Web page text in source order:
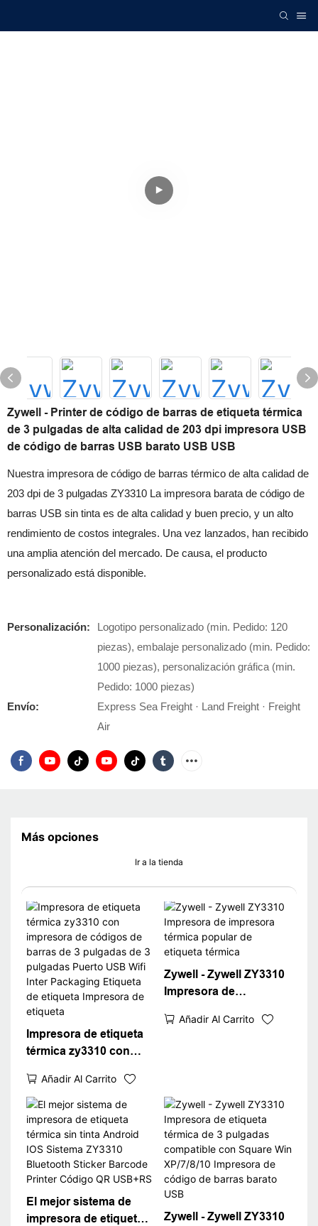
Zywell - Printer de código de barras de etiqueta térmica
de 3 pulgadas de alta calidad de 203 dpi impresora USB
de código de barras USB barato USB USB
Nuestra impresora de código de barras térmico de alta calidad de
203 dpi de 3 pulgadas ZY3310 La impresora barata de código de
barras USB sin tinta es de alta calidad y buen precio, y un alto
rendimiento de costos integrales. Una vez lanzados, han recibido
una amplia atención del mercado. De causa, el producto
personalizado está disponible.
Personalización:
Logotipo personalizado (min. Pedido: 120
piezas), embalaje personalizado (min. Pedido:
1000 piezas), personalización gráfica (min.
Pedido: 1000 piezas)
Envío:
Express Sea Freight · Land Freight · Freight
Air
Más opciones
Ir a la tienda
Impresora de etiqueta
térmica zy3310 con
de barras de 3
pulgadas de 3
pulgadas Puerto USB
Wifi Inter Packaging
Etiqueta de etiqueta
Impresora de etiqueta
Añadir Al Carrito
Zywell - Zywell ZY3310
Impresora de
popular de etiqueta
Añadir Al Carrito
El mejor sistema de
impresora de etiqueta
Zywell - Zywell ZY3310